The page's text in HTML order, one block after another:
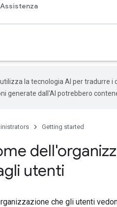
Assistenza
la tecnologia AI per tradurre i
generate dall'AI potrebbero
Getting started
utenti
che gli utenti